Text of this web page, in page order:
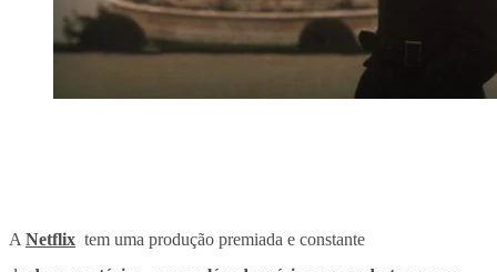
A Netflix tem uma produção premiada e constante